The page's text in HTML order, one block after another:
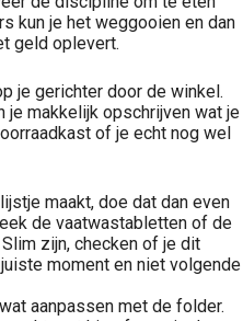
kun je het weggooien en dan
geld oplevert.
je gerichter door de winkel.
je makkelijk opschrijven wat je
of je echt nog wel
maakt, doe dat dan even
de vaatwastabletten of de
zijn, checken of je dit
moment en niet volgende
aanpassen met de folder.